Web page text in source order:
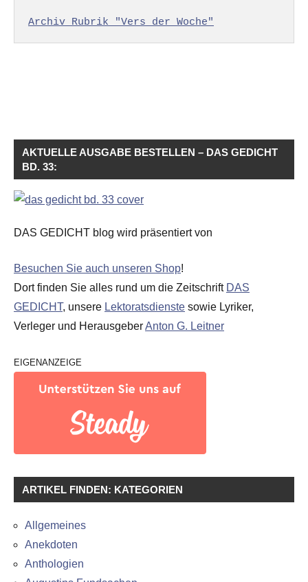
Archiv Rubrik "Vers der Woche"
AKTUELLE AUSGABE BESTELLEN – DAS GEDICHT
BD. 33:
DAS GEDICHT blog wird präsentiert von
Besuchen Sie auch unseren Shop!
Dort finden Sie alles rund um die Zeitschrift DAS
GEDICHT, unsere Lektoratsdienste sowie Lyriker,
Verleger und HerausgeberAnton G. Leitner
EIGENANZEIGE
ARTIKEL FINDEN: KATEGORIEN
Allgemeines
Anekdoten
Anthologien